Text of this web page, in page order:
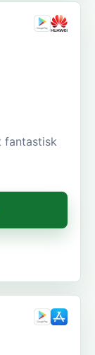
fantastisk